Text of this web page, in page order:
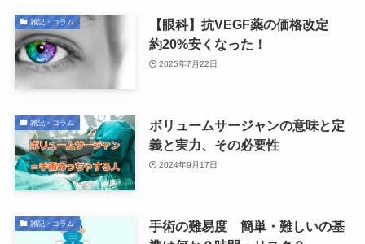
雑記・コラム
【眼科】抗VEGF薬の価格改定
約20%安くなった！
2025年7月22日
雑記・コラム
ボリュームサージャンの意味と定
義と実力、その必要性
2024年9月17日
雑記・コラム
手術の難易度 簡単・難しいの基